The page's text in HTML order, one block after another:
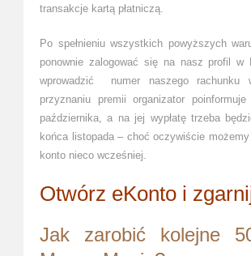
transakcje kartą płatniczą.
Po spełnieniu wszystkich powyższych
ponownie zalogować się na nasz profil w
wprowadzić numer naszego rachunku
przyznaniu premii organizator
października, a na jej wypłatę trzeba
końca listopada – choć oczywiście
konto nieco wcześniej.
Otwórz eKonto i
Jak zarobić kolejne